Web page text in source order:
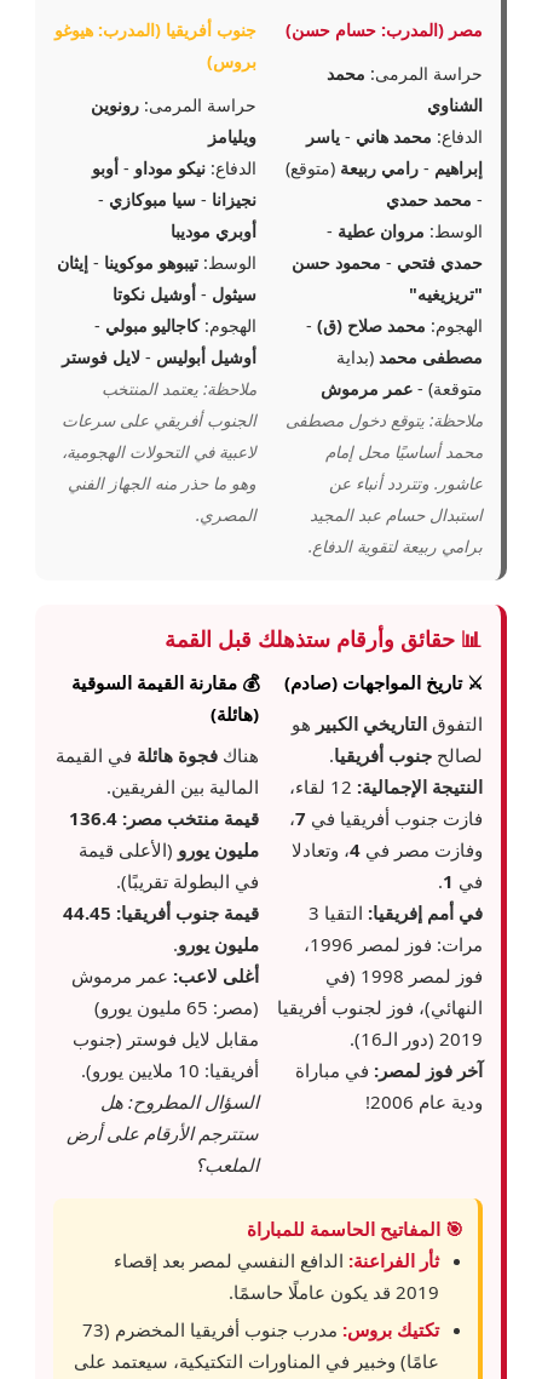
مصر (المدرب: حسام حسن)
حراسة المرمى: محمد
الشناوي
الدفاع: محمد هاني - ياسر
إبراهيم - رامي ربيعة (متوقع)
- محمد حمدي
الوسط: مروان عطية -
حمدي فتحي - محمود حسن
"تريزيغيه"
الهجوم: محمد صلاح (ق)-
مصطفى محمد(بداية
متوقعة) - عمر مرموش
ملاحظة: يتوقع دخول مصطفى
محمد أساسيًا محل إمام
عاشور. وتتردد أنباء عن
استبدال حسام عبد المجيد
برامي ربيعة لتقوية الدفاع.
جنوب أفريقيا (المدرب: هيوغو
بروس)
حراسة المرمى:رونوين
ويليامز
الدفاع:نيکو موداو -أوبو
نجيزانا -سيا مبوكازي -
أوبري موديبا
الوسط:تيبوهو موكوينا -إيثان
سيثول -أوشيل نكوتا
الهجوم:كاجاليو مبولي -
أوشيل أبوليس -لايل فوستر
ملاحظة: يعتمد المنتخب
الجنوب أفريقي على سرعات
لاعبية في التحولات الهجومية،
وهو ما حذر منه الجهاز الفني
المصري.
📊 حقائق وأرقام ستذهلك قبل القمة
⚔️ تاريخ المواجهات (صادم)
التفوق التاريخي الكبير هو
لصالح جنوب أفريقيا.
النتيجة الإجمالية:
12 لقاء،
فازت جنوب أفريقيا في 7،
وفازت مصر في 4، وتعادلا
في 1
.
في أمم إفريقيا:
التقيا 3
مرات: فوز لمصر 1996،
فوز لمصر 1998 (في
النهائي)، فوز لجنوب أفريقيا
2019 (دور الـ16).
آخر فوز لمصر: في مباراة
ودية عام 2006!
💰 مقارنة القيمة السوقية
(هائلة)
هناك فجوة هائلة في القيمة
المالية بين الفريقين.
قيمة منتخب مصر: 136.4
مليون يورو (الأعلى قيمة
في البطولة تقريبًا).
قيمة جنوب أفريقيا: 44.45
مليون يورو.
أغلى لاعب: عمر مرموش
(مصر: 65 مليون يورو)
مقابل لايل فوستر (جنوب
أفريقيا: 10 ملايين يورو).
السؤال المطروح: هل
ستترجم الأرقام على أرض
الملعب؟
🎯 المفاتيح الحاسمة للمباراة
ثأر الفراعنة: الدافع النفسي لمصر بعد إقصاء
2019 قد يكون عاملًا حاسمًا.
تكتيك بروس:
مدرب جنوب أفريقيا المخضرم (73
عامًا) وخبير في المناورات التكتيكية، سيعتمد على